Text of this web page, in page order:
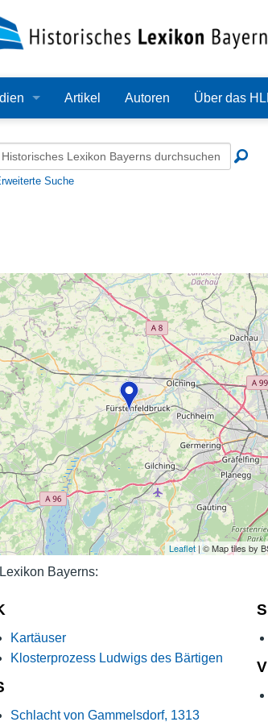
Dateien
Artikel Autoren Über das
Redaktion
Zehn Jahre
Häufige
Suche
Leaflet | © Map tiles by
Bayerns:
Kartäuser
Klosterprozess Ludwigs des Bärtigen
Schlacht von Gammelsdorf, 1313
V